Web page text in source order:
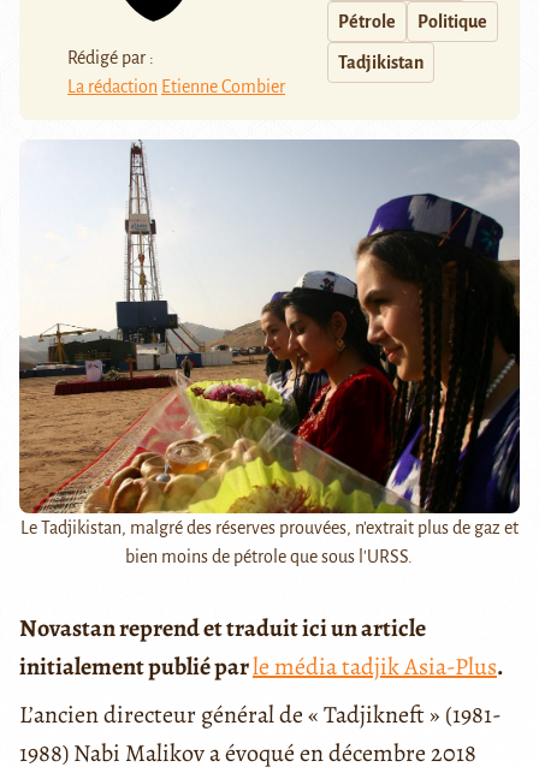
Rédigé par :
La rédaction Etienne Combier
Pétrole Politique
Tadjikistan
Le Tadjikistan, malgré des réserves prouvées, n'extrait plus de gaz et
bien moins de pétrole que sous l'URSS.
Novastan reprend et traduit ici un article
initialement publié parle média tadjik Asia-Plus.
L’ancien directeur général de « Tadjikneft » (1981-
1988) Nabi Malikov a évoqué en décembre 2018